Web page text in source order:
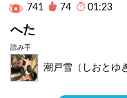
741
74 01:23
へた
読み手
潮戸雪（しおとゆ